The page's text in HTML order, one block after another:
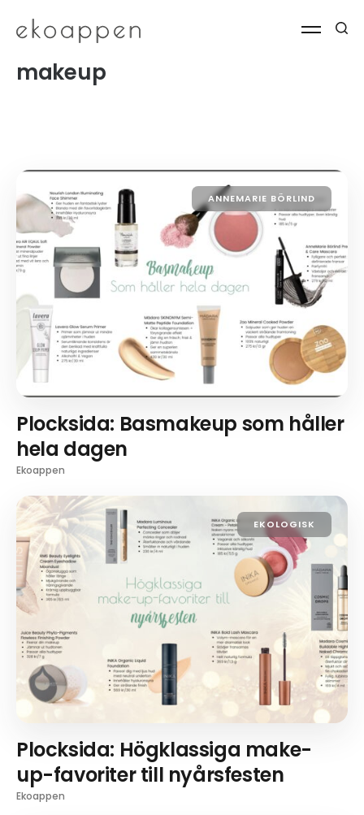
makeup
ANNEMARIE BÖRLIND
Plocksida: Basmakeup som håller
hela dagen
Ekoappen
EKOLOGISK
Plocksida: Högklassiga make-
up-favoriter till nyårsfesten
Ekoappen